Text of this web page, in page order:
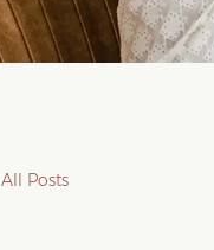
All Posts